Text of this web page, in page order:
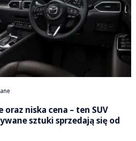
niska cena – ten SUV
sztuki sprzedają się od